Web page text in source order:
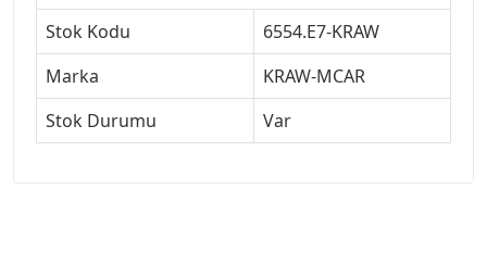
Stok Kodu
6554.E7-KRAW
Marka
KRAW-MCAR
Stok Durumu
Var